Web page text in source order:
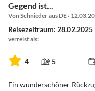
Gegend ist...
Von Schnieder aus DE ·
Reisezeitraum: 28.02.2025
verreist als:
4 5
Ein wunderschöner